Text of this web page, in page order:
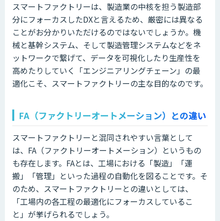
スマートファクトリーは、製造業の中核を担う製造部
分にフォーカスしたDXと言えるため、厳密には異なる
ことがお分かりいただけるのではないでしょうか。機
械と基幹システム、そして製造管理システムなどをネ
ットワークで繋げて、データを可視化したり生産性を
高めたりしていく「エンジニアリングチェーン」の最
適化こそ、スマートファクトリーの主な目的なのです。
FA（ファクトリーオートメーション）との違い
スマートファクトリーと混同されやすい言葉として
は、FA（ファクトリーオートメーション）というもの
も存在します。FAとは、工場における「製造」「運
搬」「管理」といった過程の自動化を図ることです。そ
のため、スマートファクトリーとの違いとしては、
「工場内の各工程の最適化にフォーカスしているこ
と」が挙げられるでしょう。